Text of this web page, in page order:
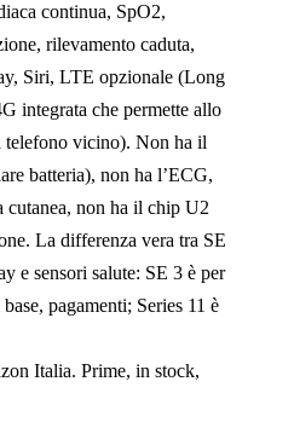
continua, SpO2,
rilevamento caduta,
Siri, LTE opzionale (Long
integrata che permette allo
telefono vicino). Non ha il
batteria), non ha l’ECG,
cutanea, non ha il chip U2
La differenza vera tra SE
e sensori salute: SE 3 è per
pagamenti; Series 11 è
Italia. Prime, in stock,